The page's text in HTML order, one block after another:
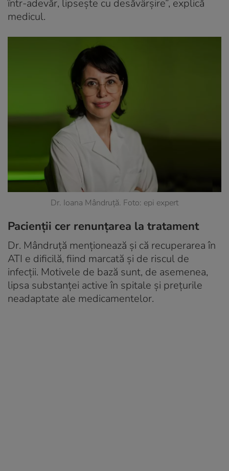
într-adevăr, lipseşte cu desăvârşire”, explică
medicul.
Dr. Ioana Mândruță. Foto: epi expert
Pacienții cer renunțarea la tratament
Dr. Mândruță menționează și că recuperarea în
ATI e dificilă, fiind marcată și de riscul de
infecţii. Motivele de bază sunt, de asemenea,
lipsa substanţei active în spitale și preţurile
neadaptate ale medicamentelor.